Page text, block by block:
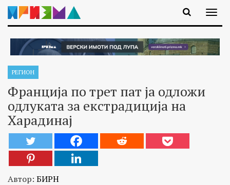
РЕГИОН
Франција по трет пат ја одложи
одлуката за екстрадиција на
Харадинај
Автор: БИРН